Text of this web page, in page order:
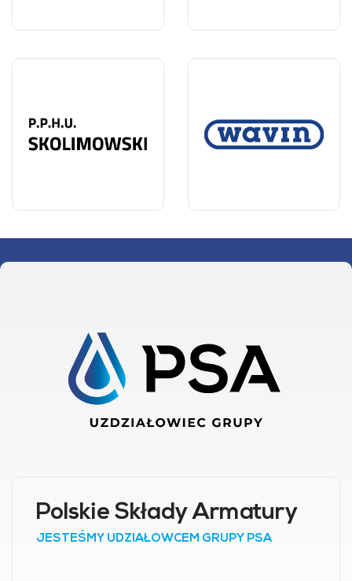
Polskie Składy Armatury
JESTEŚMY UDZIAŁOWCEM GRUPY PSA